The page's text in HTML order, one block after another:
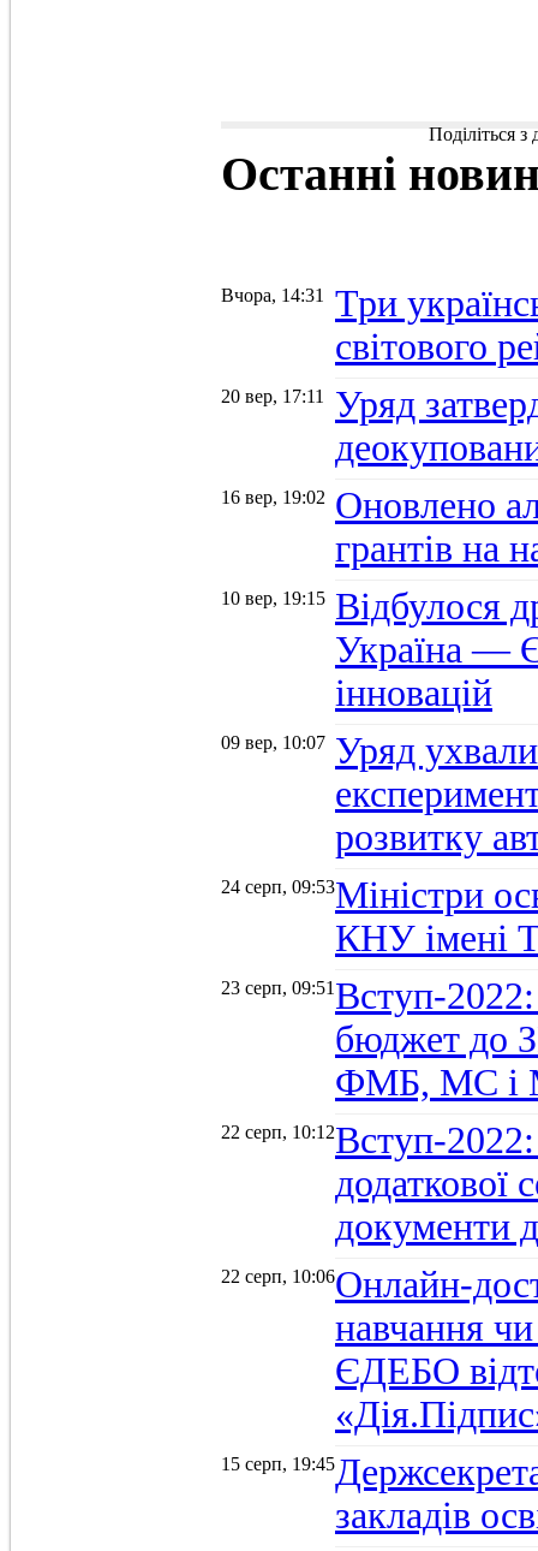
Поділіться
Останні
Вчора, 14:31
Три
світового
20 вер, 17:11
Уряд
16 вер, 19:02 Оновлено
грантів на
10 вер, 19:15 Відбулося
Україна —
інновацій
09 вер, 10:07 Уряд
розвитку
24 серп, 09:53Міністри
КНУ імені
23 серп, 09:51 Вступ-
бюджет до
ФМБ, МС і
22 серп, 10:12Вступ-
додаткової
документи
22 серп, 10:06Онлайн-
навчання
ЄДЕБО
15 серп, 19:45
закладів